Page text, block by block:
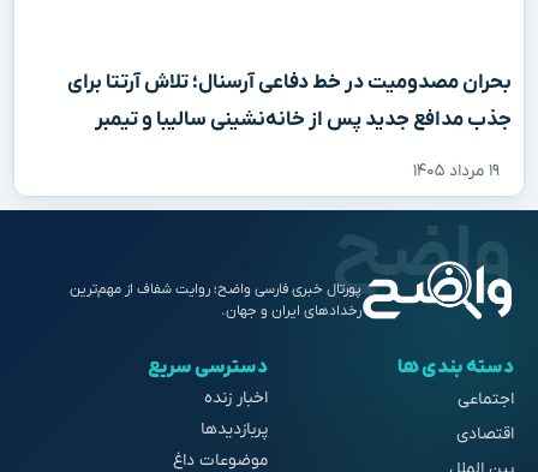
بحران مصدومیت در خط دفاعی آرسنال؛ تلاش آرتتا برای
جذب مدافع جدید پس از خانه‌نشینی سالیبا و تیمبر
۱۹ مرداد ۱۴۰۵
پورتال خبری فارسی واضح؛ روایت شفاف از مهم‌ترین
رخدادهای ایران و جهان.
دسته بندی ها
اجتماعی
اقتصادی
دسترسی سریع
اخبار زنده
پربازدیدها
موضوعات داغ